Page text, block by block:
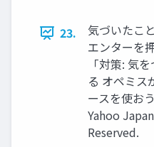
23.
気づいたこ
エンターを
「対策: 気
る オペミス
ースを使お
Yahoo
Reserved.